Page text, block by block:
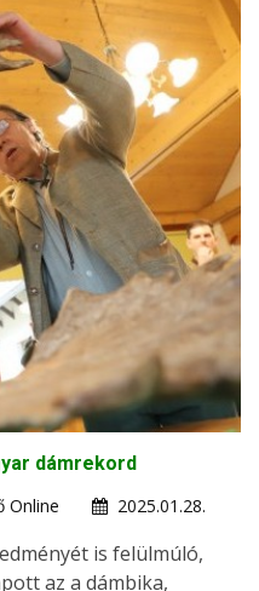
dámrekord
Online
2025.01.28.
is felülmúló,
az a dámbika,